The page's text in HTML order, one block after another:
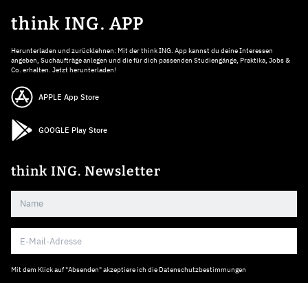
think ING. APP
Herunterladen und zurücklehnen: Mit der think ING. App kannst du deine Interessen
angeben, Suchaufträge anlegen und die für dich passenden Studiengänge, Praktika, Jobs &
Co. erhalten. Jetzt herunterladen!
APPLE App Store
GOOGLE Play Store
think ING. Newsletter
Mit dem Klick auf "Absenden" akzeptiere ich die Datenschutzbestimmungen